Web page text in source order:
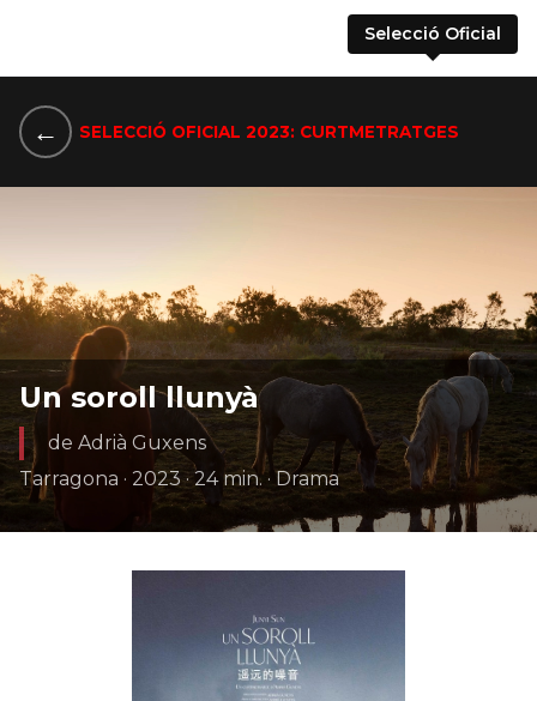
Selecció Oficial
← SELECCIÓ OFICIAL 2023: CURTMETRATGES
Un soroll llunyà
de Adrià Guxens
Tarragona · 2023 · 24 min. · Drama